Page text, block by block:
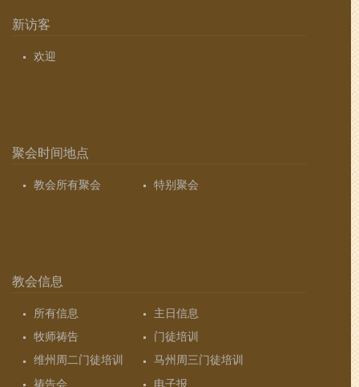
新访客
欢迎
聚会时间地点
教会所有聚会 特别聚会
教会信息
所有信息
主日信息
牧师祷告
门徒培训
维州周二门徒培训
马州周三门徒培训
祷告会
电子报